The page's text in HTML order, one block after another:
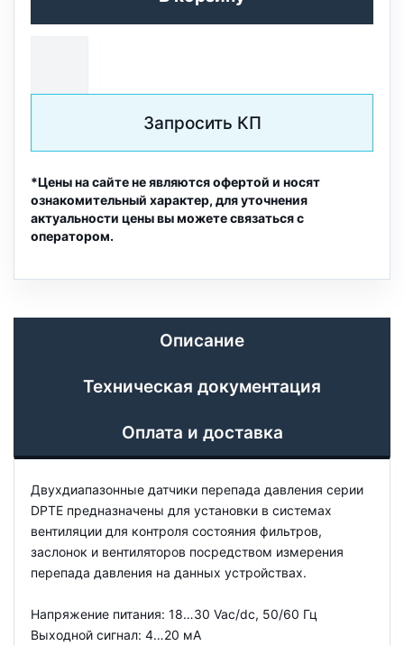
Запросить КП
*Цены на сайте не являются офертой и носят
ознакомительный характер, для уточнения
актуальности цены вы можете связаться с
оператором.
Описание
Техническая документация
Оплата и доставка
Двухдиапазонные датчики перепада давления серии
DPTE предназначены для установки в системах
вентиляции для контроля состояния фильтров,
заслонок и вентиляторов посредством измерения
перепада давления на данных устройствах.
Напряжение питания: 18…30 Vac/dc, 50/60 Гц
Выходной сигнал: 4…20 мA